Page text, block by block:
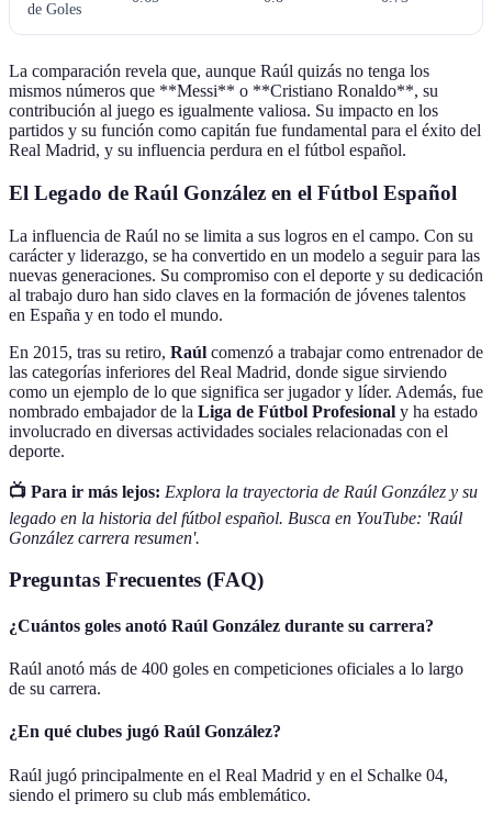
de Goles
La comparación revela que, aunque Raúl quizás no tenga los
mismos números que **Messi** o **Cristiano Ronaldo**, su
contribución al juego es igualmente valiosa. Su impacto en los
partidos y su función como capitán fue fundamental para el éxito del
Real Madrid, y su influencia perdura en el fútbol español.
El Legado de Raúl González en el Fútbol Español
La influencia de Raúl no se limita a sus logros en el campo. Con su
carácter y liderazgo, se ha convertido en un modelo a seguir para las
nuevas generaciones. Su compromiso con el deporte y su dedicación
al trabajo duro han sido claves en la formación de jóvenes talentos
en España y en todo el mundo.
En 2015, tras su retiro, Raúl comenzó a trabajar como entrenador de
las categorías inferiores del Real Madrid, donde sigue sirviendo
como un ejemplo de lo que significa ser jugador y líder. Además, fue
nombrado embajador de la Liga de Fútbol Profesional y ha estado
involucrado en diversas actividades sociales relacionadas con el
deporte.
📺 Para ir más lejos: Explora la trayectoria de Raúl González y su
legado en la historia del fútbol español. Busca en YouTube: 'Raúl
González carrera resumen'.
Preguntas Frecuentes (FAQ)
¿Cuántos goles anotó Raúl González durante su carrera?
Raúl anotó más de 400 goles en competiciones oficiales a lo largo
de su carrera.
¿En qué clubes jugó Raúl González?
Raúl jugó principalmente en el Real Madrid y en el Schalke 04,
siendo el primero su club más emblemático.